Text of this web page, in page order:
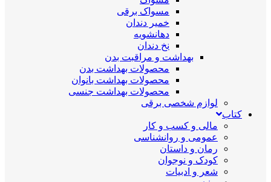
مسواک برقی
خمیر دندان
دهانشویه
نخ دندان
بهداشت و مراقبت بدن
محصولات بهداشت بدن
محصولات بهداشت بانوان
محصولات بهداشت جنسی
لوازم شخصی برقی
کتاب
مالی و کسب و کار
عمومی و روانشناسی
رمان و داستان
کودک و نوجوان
شعر و ادبیات